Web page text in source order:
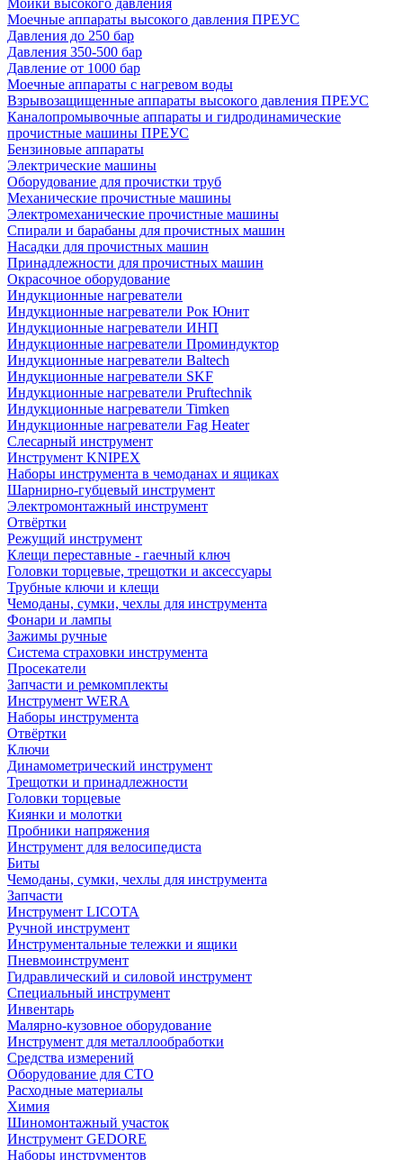
Мойки высокого давления
Моечные аппараты высокого давления ПРЕУС
Давления до 250 бар
Давления 350-500 бар
Давление от 1000 бар
Моечные аппараты с нагревом воды
Взрывозащищенные аппараты высокого давления ПРЕУС
Каналопромывочные аппараты и гидродинамические
прочистные машины ПРЕУС
Бензиновые аппараты
Электрические машины
Оборудование для прочистки труб
Механические прочистные машины
Электромеханические прочистные машины
Спирали и барабаны для прочистных машин
Насадки для прочистных машин
Принадлежности для прочистных машин
Окрасочное оборудование
Индукционные нагреватели
Индукционные нагреватели Рок Юнит
Индукционные нагреватели ИНП
Индукционные нагреватели Проминдуктор
Индукционные нагреватели Baltech
Индукционные нагреватели SKF
Индукционные нагреватели Pruftechnik
Индукционные нагреватели Timken
Индукционные нагреватели Fag Heater
Слесарный инструмент
Инструмент KNIPEX
Наборы инструмента в чемоданах и ящиках
Шарнирно-губцевый инструмент
Электромонтажный инструмент
Отвёртки
Режущий инструмент
Клещи переставные - гаечный ключ
Головки торцевые, трещотки и аксессуары
Трубные ключи и клещи
Чемоданы, сумки, чехлы для инструмента
Фонари и лампы
Зажимы ручные
Система страховки инструмента
Просекатели
Запчасти и ремкомплекты
Инструмент WERA
Наборы инструмента
Отвёртки
Ключи
Динамометрический инструмент
Трещотки и принадлежности
Головки торцевые
Киянки и молотки
Пробники напряжения
Инструмент для велосипедиста
Биты
Чемоданы, сумки, чехлы для инструмента
Запчасти
Инструмент LICOTA
Ручной инструмент
Инструментальные тележки и ящики
Пневмоинструмент
Гидравлический и силовой инструмент
Специальный инструмент
Инвентарь
Малярно-кузовное оборудование
Инструмент для металлообработки
Средства измерений
Оборудование для СТО
Расходные материалы
Химия
Шиномонтажный участок
Инструмент GEDORE
Наборы инструментов